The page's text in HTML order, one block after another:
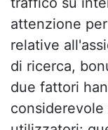
attenzione
relative
di ricerca,
due fattori